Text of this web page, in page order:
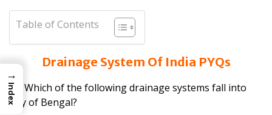
Table of Contents
Drainage System Of India PYQs
Q.
Which of the following drainage systems fall into
Bay of Bengal?
→
Index